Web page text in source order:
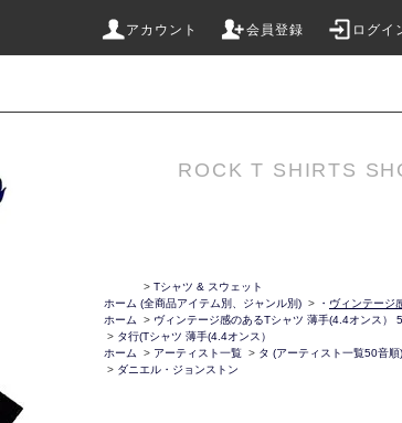
アカウント 会員登録 ログイ
ROCK T SHIRTS
ホーム
> Tシャツ & スウェット
(全商品アイテム別、ジャンル別) > ・ ヴィンテージ
ホーム
> ヴィンテージ感のあるTシャツ 薄手(4.4オンス）
> タ行(Tシャツ 薄手(4.4オンス）
ホーム
> アーティスト一覧 > タ (アーティスト一覧50音順)
> ダニエル・ジョンストン